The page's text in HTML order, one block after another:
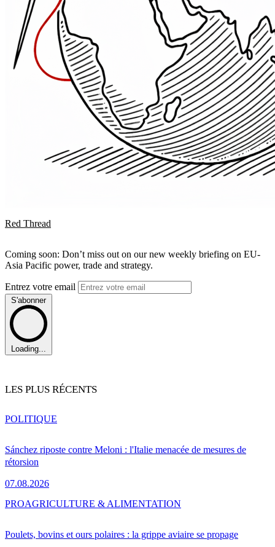
Red Thread
Coming soon: Don’t miss out on our new weekly briefing on EU-
Asia Pacific power, trade and strategy.
Entrez votre email
S'abonner
Loading...
LES PLUS RÉCENTS
Sánchez riposte contre Meloni : l'Italie menacée de mesures de
rétorsion
07.08.2026
POLITIQUE
Poulets, bovins et ours polaires : la grippe aviaire se propage
PROAGRICULTURE & ALIMENTATION